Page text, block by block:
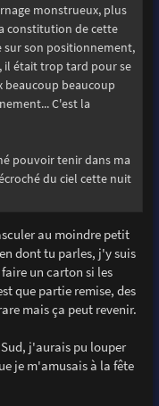
monstrueux, plus
constitution de cette
sur son positionnement,
il était trop tard pour se
beaucoup
C'est la
pouvoir tenir dans ma
du ciel cette nuit
au moindre petit
dont tu parles, j'y suis
un carton si les
que partie remise, des
mais ça peut revenir.
j'aurais pu louper
je m'amusais à la fête